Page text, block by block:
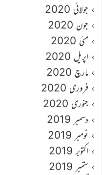
جولائی 2020
جون 2020
مئی 2020
اپریل 2020
مارچ 2020
فروری 2020
جنوری 2020
دسمبر 2019
نومبر 2019
اکتوبر 2019
ستمبر 2019